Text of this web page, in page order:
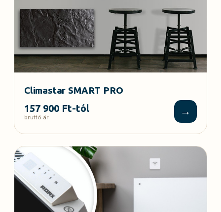
Climastar SMART PRO
157 900 Ft-tól
bruttó ár →